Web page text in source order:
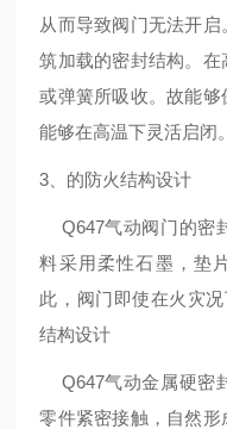
从而导致阀门无法开
筑加载的密封结构。
或弹簧所吸收。故能
能够在高温下灵活启闭。
3、的防火结构设计
Q647气动阀门的密
料采用柔性石墨，垫
此，阀门即使在火灾
结构设计
Q647气动金属硬密
零件紧密接触，自然